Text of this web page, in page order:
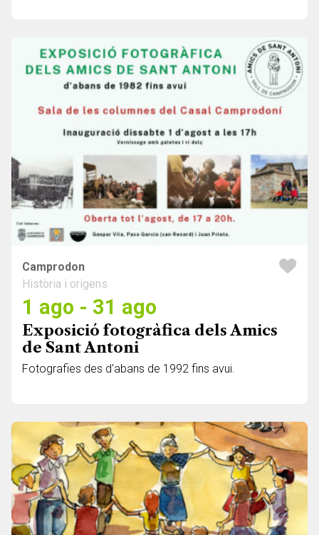
Camprodon
Història i origens
1 ago - 31 ago
Exposició fotogràfica dels Amics
de Sant Antoni
Fotografies des d'abans de 1992 fins avui.